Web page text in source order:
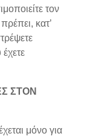
τον
κατ’
ΣΤΟΝ
μόνο για